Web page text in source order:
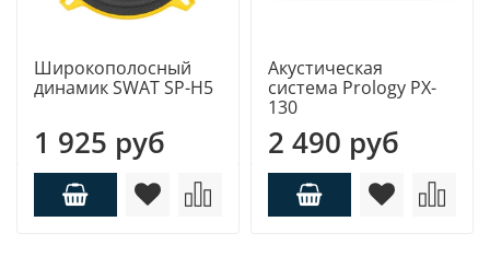
Широкополосный
динамик SWAT SP-H5
1 925 руб
Акустическая
система Prology PX-
130
2 490 руб